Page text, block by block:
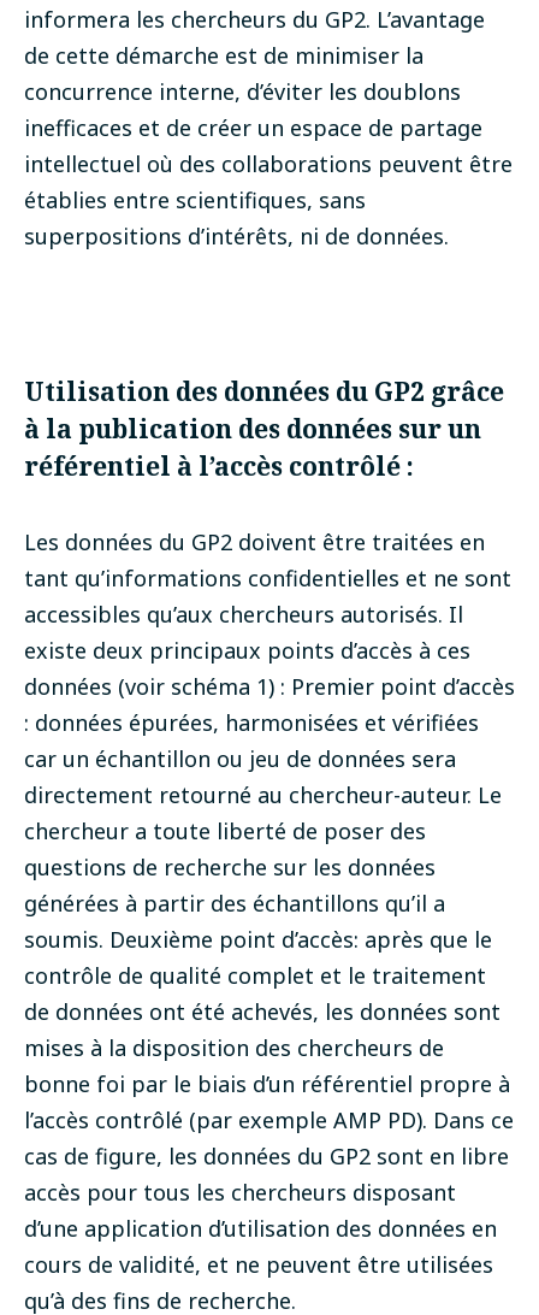
informera les chercheurs du GP2. L’avantage
de cette démarche est de minimiser la
concurrence interne, d’éviter les doublons
inefficaces et de créer un espace de partage
intellectuel où des collaborations peuvent être
établies entre scientifiques, sans
superpositions d’intérêts, ni de données.
Utilisation des données du GP2 grâce
à la publication des données sur un
référentiel à l’accès contrôlé :
Les données du GP2 doivent être traitées en
tant qu’informations confidentielles et ne sont
accessibles qu’aux chercheurs autorisés. Il
existe deux principaux points d’accès à ces
données (voir schéma 1) : Premier point d’accès
: données épurées, harmonisées et vérifiées
car un échantillon ou jeu de données sera
directement retourné au chercheur-auteur. Le
chercheur a toute liberté de poser des
questions de recherche sur les données
générées à partir des échantillons qu’il a
soumis. Deuxième point d’accès: après que le
contrôle de qualité complet et le traitement
de données ont été achevés, les données sont
mises à la disposition des chercheurs de
bonne foi par le biais d’un référentiel propre à
l’accès contrôlé (par exemple AMP PD). Dans ce
cas de figure, les données du GP2 sont en libre
accès pour tous les chercheurs disposant
d’une application d’utilisation des données en
cours de validité, et ne peuvent être utilisées
qu’à des fins de recherche.